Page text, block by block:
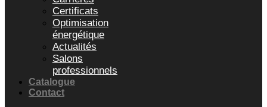
Certificats
Optimisation
énergétique
Actualités
Salons
professionnels
Catalogue
Contact